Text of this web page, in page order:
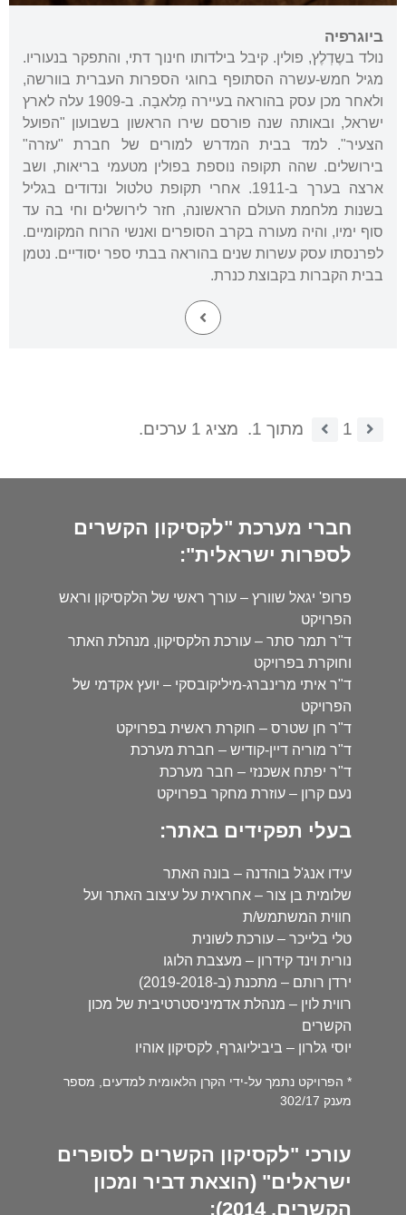
ביוגרפיה
נולד בשֶדְלֶץ, פולין. קיבל בילדותו חינוך דתי, והתפקר בנעוריו.
מגיל חמש-עשרה הסתופף בחוגי הספרות העברית בוורשה,
ולאחר מכן עסק בהוראה בעיירה מְלאבָה. ב-1909 עלה לארץ
ישראל, ובאותה שנה פורסם שירו הראשון בשבועון "הפועל
הצעיר". למד בבית המדרש למורים של חברת "עזרה"
בירושלים. שהה תקופה נוספת בפולין מטעמי בריאות, ושב
ארצה בערך ב-1911. אחרי תקופת טלטול ונדודים בגליל
בשנות מלחמת העולם הראשונה, חזר לירושלים וחי בה עד
סוף ימיו, והיה מעורה בקרב הסופרים ואנשי הרוח המקומיים.
לפרנסתו עסק עשרות שנים בהוראה בבתי ספר יסודיים. נטמן
בבית הקברות בקבוצת כנרת.
1 מתוך 1. מציג 1 ערכים.
חברי מערכת "לקסיקון הקשרים
לספרות ישראלית":
פרופ' יגאל שוורץ – עורך ראשי של הלקסיקון וראש
הפרויקט
ד"ר תמר סתר – עורכת הלקסיקון, מנהלת האתר
וחוקרת בפרויקט
ד"ר איתי מרינברג-מיליקובסקי – יועץ אקדמי של
הפרויקט
ד"ר חן שטרס – חוקרת ראשית בפרויקט
ד"ר מוריה דיין-קודיש – חברת מערכת
ד"ר יפתח אשכנזי – חבר מערכת
נעם קרון – עוזרת מחקר בפרויקט
בעלי תפקידים באתר:
עידו אנג'ל בוהדנה – בונה האתר
שלומית בן צור – אחראית על עיצוב האתר ועל
חווית המשתמש/ת
טלי בלייכר – עורכת לשונית
נורית וינד קידרון – מעצבת הלוגו
ירדן רותם – מתכנת (ב-2019-2018)
רווית לוין – מנהלת אדמיניסטרטיבית של מכון
הקשרים
יוסי גלרון – ביביליוגרף, לקסיקון אוהיו
* הפרויקט נתמך על-ידי הקרן הלאומית למדעים, מספר
מענק 302/17
עורכי "לקסיקון הקשרים לסופרים
ישראלים" (הוצאת דביר ומכון
הקשרים, 2014):